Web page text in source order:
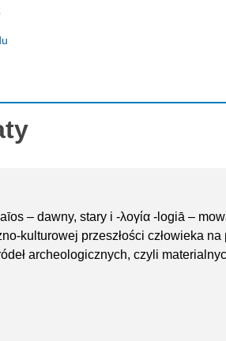
– dawny, stary i -λογία -logiā –
kulturowej przeszłości człowieka
archeologicznych, czyli